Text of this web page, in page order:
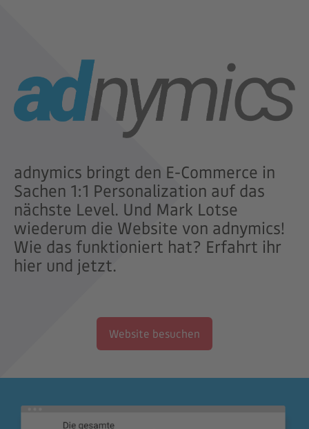
adnymics bringt den E-Commerce in
Sachen 1:1 Personalization auf das
nächste Level. Und Mark Lotse
wiederum die Website von adnymics!
Wie das funktioniert hat? Erfahrt ihr
hier und jetzt.
Website besuchen